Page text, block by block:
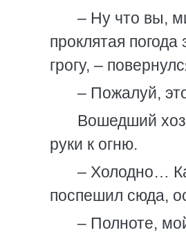
– Ну что вы,
проклятая
грогу, –
– Пожалуй,
Вошедший
руки к огню.
– Холодно…
поспешил сюда,
– Полноте,